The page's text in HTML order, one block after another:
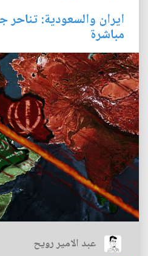
ايران والسعودية:
مباشرة
عبد الامير رويح